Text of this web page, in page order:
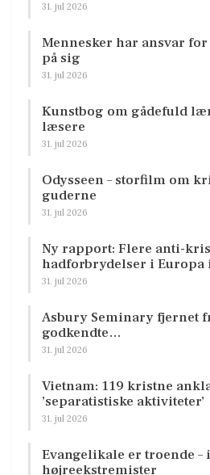
31. jul 2026
Mennesker har ansvar for
på sig
31. jul 2026
Kunstbog om gådefuld
læsere
31. jul 2026
Odysseen – storfilm om
guderne
31. jul 2026
Ny rapport: Flere anti-
hadforbrydelser i Europa
31. jul 2026
Asbury Seminary fjernet
godkendte…
31. jul 2026
Vietnam: 119 kristne
’separatistiske aktiviteter’
31. jul 2026
Evangelikale er troende –
højreekstremister